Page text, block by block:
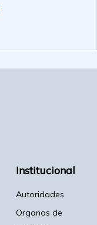
Institucional
Autoridades
Organos de